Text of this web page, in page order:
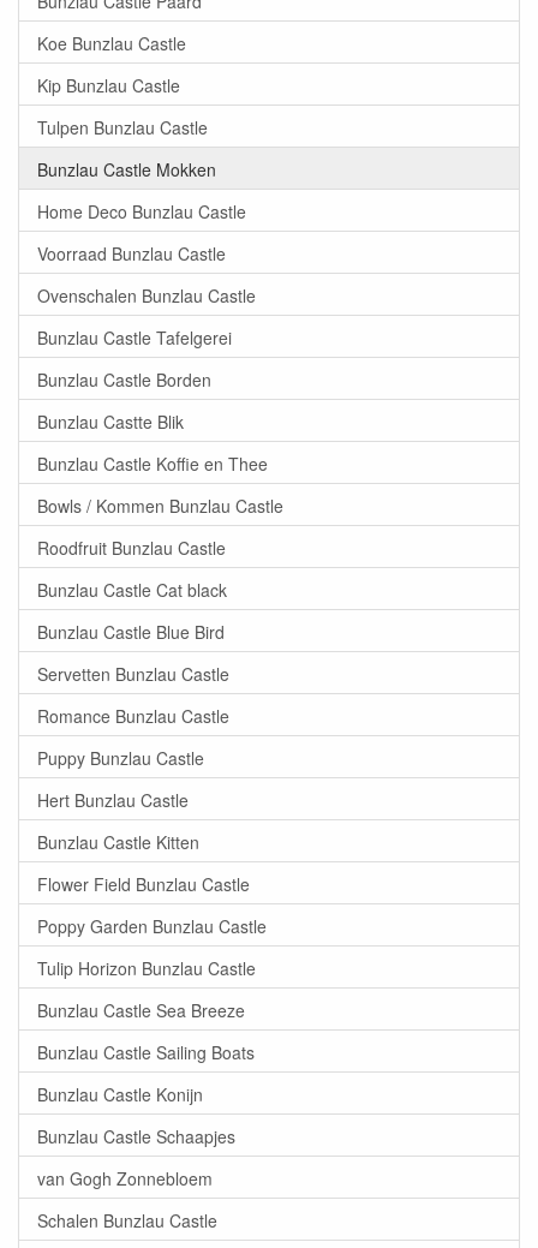
Koe Bunzlau Castle
Kip Bunzlau Castle
Tulpen Bunzlau Castle
Bunzlau Castle Mokken
Home Deco Bunzlau Castle
Voorraad Bunzlau Castle
Ovenschalen Bunzlau Castle
Bunzlau Castle Tafelgerei
Bunzlau Castle Borden
Bunzlau Castte Blik
Bunzlau Castle Koffie en Thee
Bowls / Kommen Bunzlau Castle
Roodfruit Bunzlau Castle
Bunzlau Castle Cat black
Bunzlau Castle Blue Bird
Servetten Bunzlau Castle
Romance Bunzlau Castle
Puppy Bunzlau Castle
Hert Bunzlau Castle
Bunzlau Castle Kitten
Flower Field Bunzlau Castle
Poppy Garden Bunzlau Castle
Tulip Horizon Bunzlau Castle
Bunzlau Castle Sea Breeze
Bunzlau Castle Sailing Boats
Bunzlau Castle Konijn
Bunzlau Castle Schaapjes
van Gogh Zonnebloem
Schalen Bunzlau Castle